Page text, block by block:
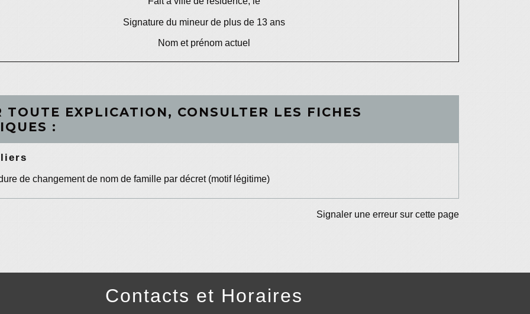
Signature du mineur de plus de 13 ans
Nom et prénom actuel
TOUTE EXPLICATION, CONSULTER LES FICHES
:
de changement de nom de famille par décret (motif légitime)
Signaler une erreur sur cette page
Contacts et Horaires